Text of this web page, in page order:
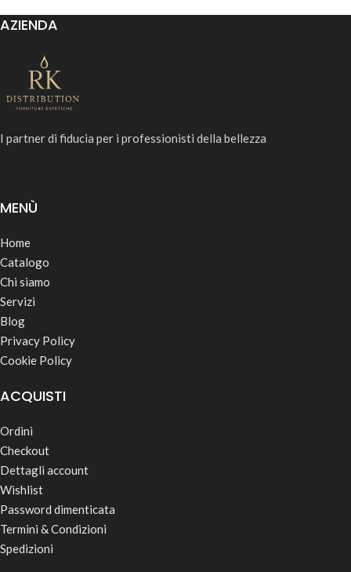
AZIENDA
I partner di fiducia per i professionisti della bellezza
MENÙ
Home
Catalogo
Chi siamo
Servizi
Blog
Privacy Policy
Cookie Policy
ACQUISTI
Ordini
Checkout
Dettagli account
Wishlist
Password dimenticata
Termini & Condizioni
Spedizioni